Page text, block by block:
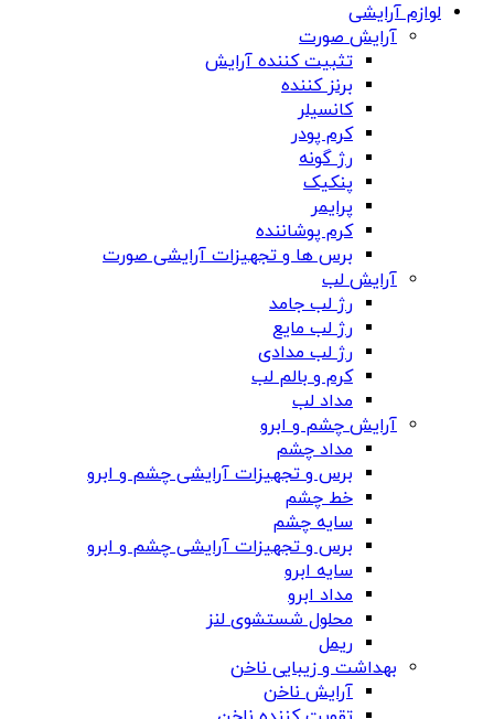
لوازم آرایشی
آرایش صورت
تثبیت کننده آرایش
برنز کننده
کانسیلر
کرم پودر
رژ گونه
پنکیک
پرایمر
کرم پوشاننده
برس ها و تجهیزات آرایشی صورت
آرایش لب
رژ لب جامد
رژ لب مایع
رژ لب مدادی
کرم و بالم لب
مداد لب
آرایش چشم و ابرو
مداد چشم
برس و تجهیزات آرایشی چشم و ابرو
خط چشم
سایه چشم
برس و تجهیزات آرایشی چشم و ابرو
سایه ابرو
مداد ابرو
محلول شستشوی لنز
ریمل
بهداشت و زیبایی ناخن
آرایش ناخن